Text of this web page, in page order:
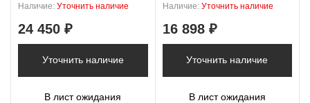
Наличие: Уточнить наличие
24 450 ₽
Уточнить наличие
В лист ожидания
Наличие: Уточнить наличие
16 898 ₽
Уточнить наличие
В лист ожидания